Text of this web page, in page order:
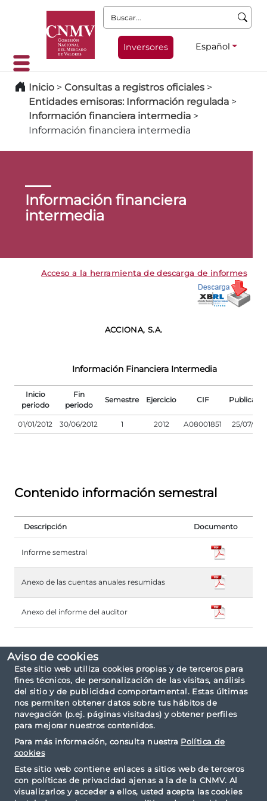
Aviso de cookies
Este sitio web utiliza cookies propias y de terceros para
fines técnicos, de personalización de las visitas, análisis
del sitio y de publicidad comportamental. Estas últimas
nos permiten obtener datos sobre tus hábitos de
navegación (p.ej. páginas visitadas) y obtener perfiles
para mejorar nuestros contenidos.
Para más información, consulta nuestra Política de
cookies
Este sitio web contiene enlaces a sitios web de terceros
con políticas de privacidad ajenas a la de la CNMV. Al
visualizarlos y acceder a ellos, usted acepta las cookies
Buscar:
Inversores Español
Inicio > Consultas a registros oficiales >
Entidades emisoras: Información regulada >
Información financiera intermedia >
Información financiera intermedia
Información financiera
intermedia
Acceso a la herramienta de descarga de informes
ACCIONA, S.A.
Información Financiera Intermedia
Inicio
periodo
Fin
periodo
Semestre Ejercicio CIF
01/01/2012 30/06/2012 1 2012 A08001851 25/07/
Contenido información semestral
Descripción Documento
Informe semestral
Anexo de las cuentas anuales resumidas
Anexo del informe del auditor
Informe completo en formato
El informe ha sido elaborado basándose en la
taxonomía IPP.